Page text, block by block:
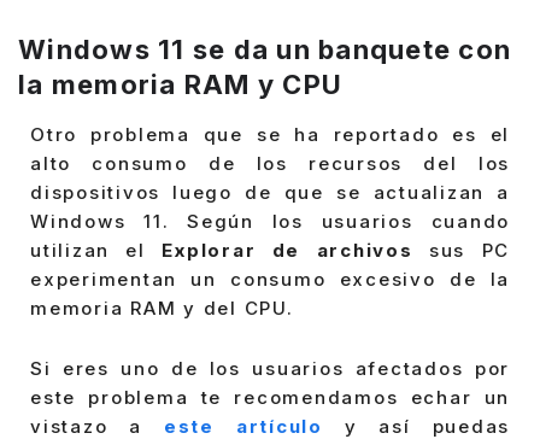
Windows 11 se da un banquete con
la memoria RAM y CPU
Otro problema que se ha reportado es el
alto consumo de los recursos del los
dispositivos luego de que se actualizan a
Windows 11. Según los usuarios cuando
utilizan el Explorar de archivos
sus PC
experimentan un consumo excesivo de la
memoria RAM y del CPU.
Si eres uno de los usuarios afectados por
este problema te recomendamos echar un
vistazo a este artículo
y así puedas